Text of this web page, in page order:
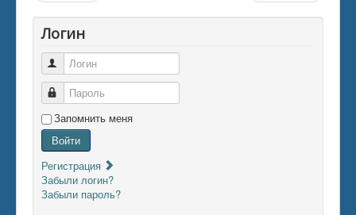
Логин
Логин
Пароль
Запомнить меня
Войти
Регистрация
Забыли логин?
Забыли пароль?